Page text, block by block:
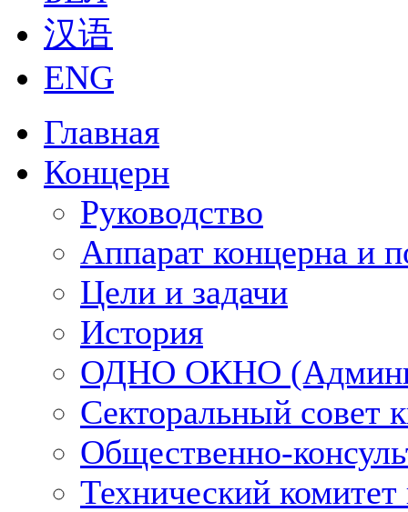
汉语
ENG
Главная
Концерн
Руководство
Аппарат концерна и
Цели и задачи
История
ОДНО ОКНО
Секторальный совет
Общественно-
Технический